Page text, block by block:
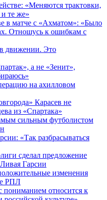
«Меняются трактовки,
те же»
в матче с «Ахматом»: «Было
Отношусь к ошибкам с
движении. Это
а не «Зенит»,
на ахилловом
Карасев не
из «Спартака»
сильным футболистом
«Так разбрасываться
сделал предложение
Гарсии
изменения
РПЛ
относится к